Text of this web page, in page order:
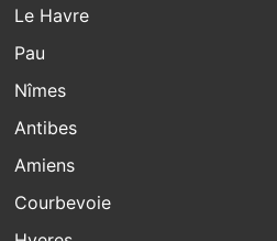
Le Havre
Pau
Nîmes
Antibes
Amiens
Courbevoie